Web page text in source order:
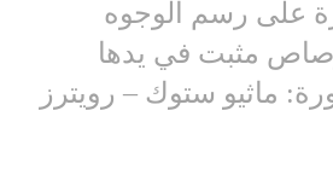
على رسم الوجوه
مثبت في يدها
ماثيو ستوك – رويترز